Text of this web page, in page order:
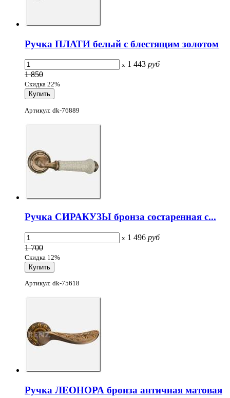
Ручка ПЛАТИ белый с блестящим золотом
x 1 443 руб
1 850
Скидка 22%
Артикул: dk-76889
Ручка СИРАКУЗЫ бронза состаренная с...
x 1 496 руб
1 700
Скидка 12%
Артикул: dk-75618
Ручка ЛЕОНОРА бронза античная матовая